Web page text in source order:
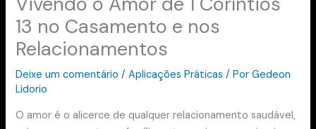
13 no Casamento e nos
Relacionamentos
Deixe um comentário /Aplicações Práticas / PorGedeon
Lidorio
O amor é o alicerce de qualquer relacionamento saudável,